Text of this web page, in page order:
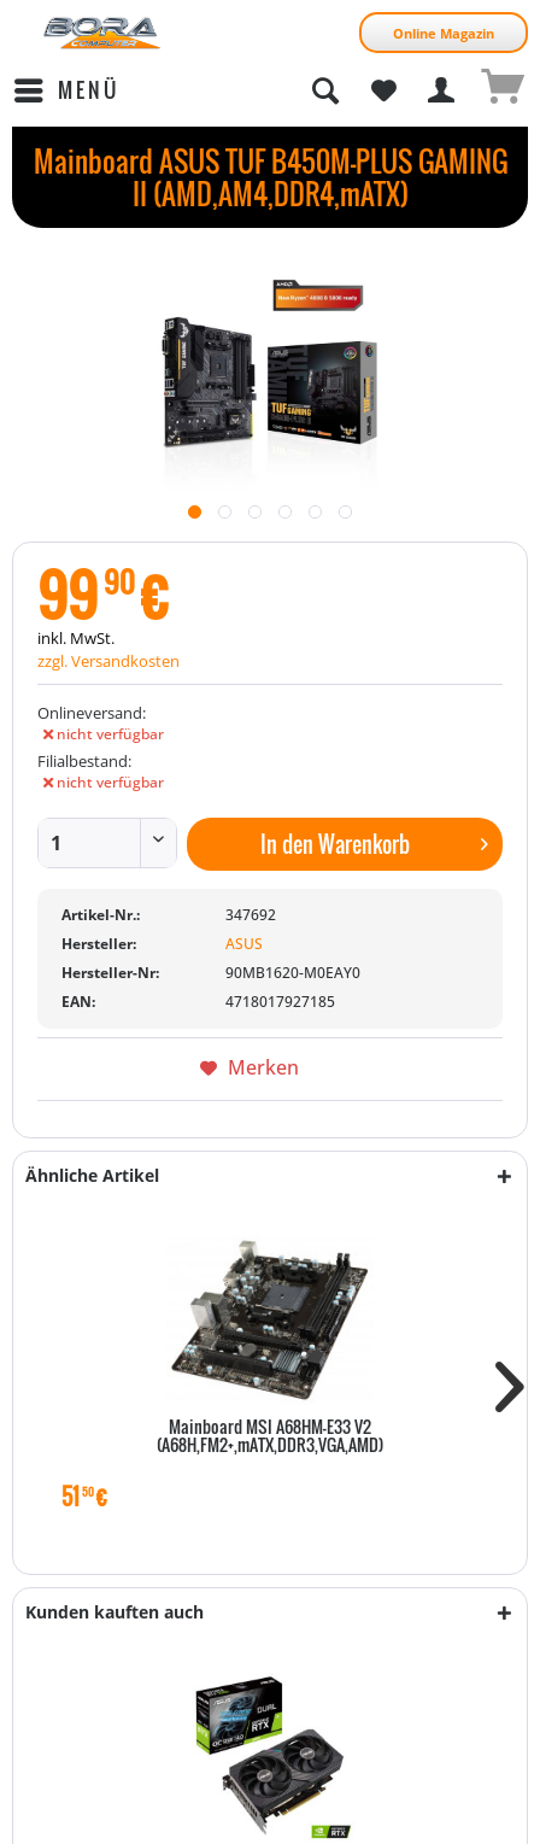
Online Magazin
MENÜ
Mainboard ASUS TUF B450M-PLUS GAMING
II (AMD,AM4,DDR4,mATX)
9990€
inkl. MwSt.
zzgl. Versandkosten
Onlineversand:
nicht verfügbar
Filialbestand:
nicht verfügbar
In denWarenkorb
Artikel-Nr.:
347692
Hersteller:
ASUS
Hersteller-Nr:
90MB1620-M0EAY0
EAN:
4718017927185
Merken
Ähnliche Artikel
Mainboard MSI A68HM-E33 V2
(A68H,FM2+,mATX,DDR3,VGA,AMD)
51 50€
Kunden kauften auch